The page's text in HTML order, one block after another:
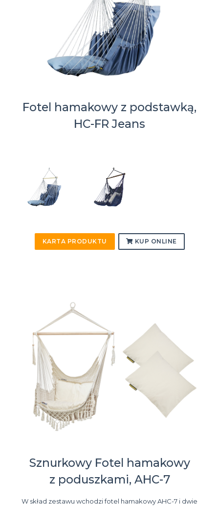
Fotel hamakowy z podstawką,
HC-FR Jeans
KARTA PRODUKTU KUP ONLINE
Sznurkowy Fotel hamakowy
z poduszkami, AHC-7
W skład zestawu wchodzi fotel hamakowy AHC-7 i dwie